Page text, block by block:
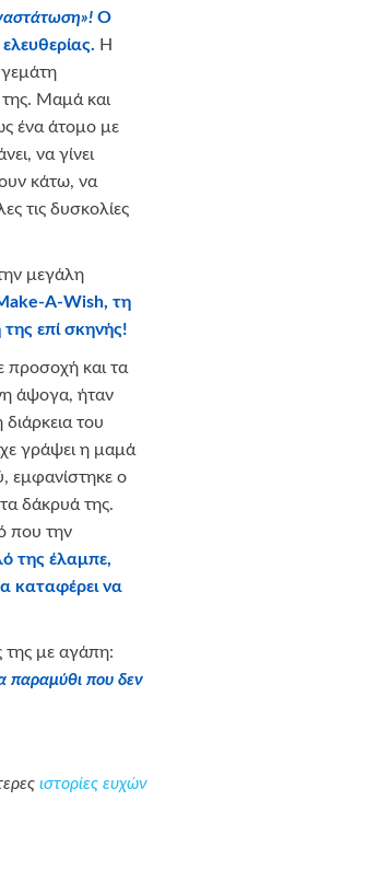
! Ο
Η
της. Μαμά και
ένα άτομο με
να γίνει
κάτω, να
τις δυσκολίες
μεγάλη
A-Wish, τη
επί σκηνής!
προσοχή και τα
άψογα, ήταν
του
γράψει η μαμά
εμφανίστηκε ο
δάκρυά της.
που την
της έλαμπε,
καταφέρει να
της με αγάπη:
παραμύθι που δεν
ιστορίες ευχών